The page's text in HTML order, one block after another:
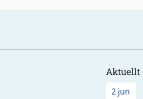
Aktuellt
2 jun